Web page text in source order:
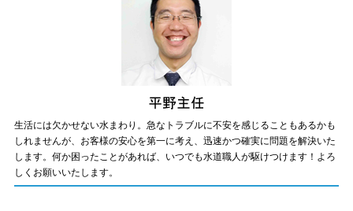
生活には欠かせない水まわり。急なトラブルに不安を感じることもあるかも
しれませんが、お客様の安心を第一に考え、迅速かつ確実に問題を解決いた
します。何か困ったことがあれば、いつでも水道職人が駆けつけます！よろ
しくお願いいたします。